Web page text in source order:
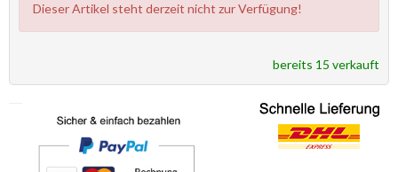
Dieser Artikel steht derzeit nicht zur Verfügung!
bereits 15 verkauft